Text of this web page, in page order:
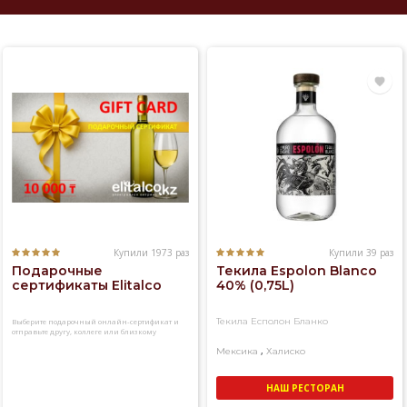
Купили 1973 раз
Подарочные
сертификаты Elitalco
Выберите подарочный онлайн-сертификат и
отправьте другу, коллеге или близкому
Купили 39 раз
Текила Espolon Blanco
40% (0,75L)
Текила Есполон Бланко
Мексика , Халиско
НАШ РЕСТОРАН